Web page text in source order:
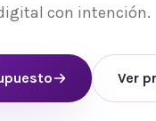
con intención.
Ver